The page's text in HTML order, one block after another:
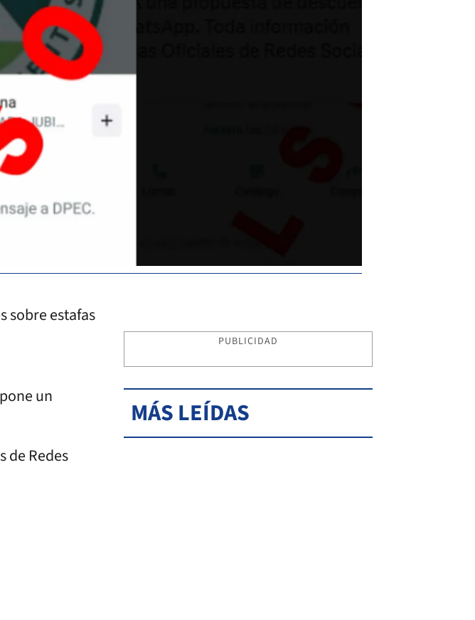
sobre estafas
un
de Redes
PUBLICIDAD
MÁS LEÍDAS